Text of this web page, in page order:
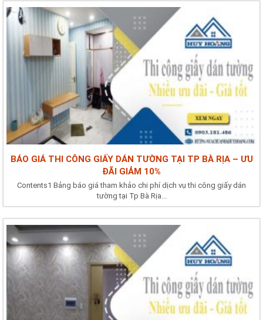
BÁO GIÁ THI CÔNG GIẤY DÁN TƯỜNG TẠI TP BÀ RỊA – ƯU
ĐÃI GIẢM 10%
Contents1 Bảng báo giá tham khảo chi phí dịch vụ thi công giấy dán
tường tại Tp Bà Rịa...